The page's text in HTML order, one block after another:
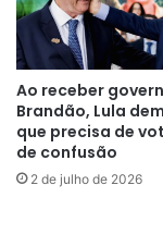
Maranhão
acusações
contra o
Penaldon
Ao receber
Brandão, Lula
que precisa de
de confusão
2 de julho de 2026